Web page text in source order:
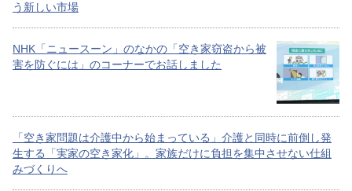
う新しい市場
NHK「ニュースーン」のなかの「空き家窃盗から被
害を防ぐには」のコーナーでお話しました
「空き家問題は介護中から始まっている」介護と同時に前倒し発
生する「実家の空き家化」。家族だけに負担を集中させない仕組
みづくりへ